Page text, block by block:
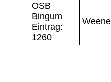
OSB
Bingum
Eintrag:
1260